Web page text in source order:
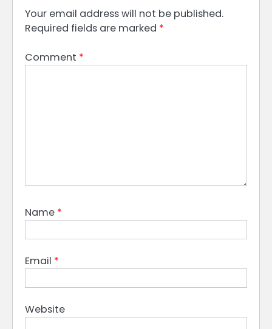
Your email address will not be published.
Required fields are marked *
Comment *
Name *
Email *
Website